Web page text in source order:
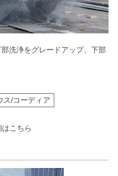
洗浄をグレードアップ、下部
ス/コーディア
こちら